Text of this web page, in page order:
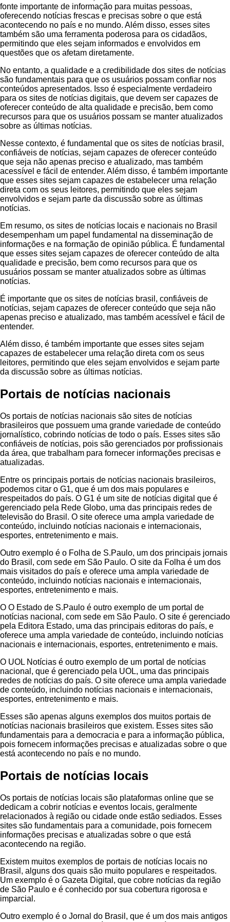
fonte importante de informação para muitas pessoas,
oferecendo notícias frescas e precisas sobre o que está
acontecendo no país e no mundo. Além disso, esses sites
também são uma ferramenta poderosa para os cidadãos,
permitindo que eles sejam informados e envolvidos em
questões que os afetam diretamente.
No entanto, a qualidade e a credibilidade dos sites de notícias
são fundamentais para que os usuários possam confiar nos
conteúdos apresentados. Isso é especialmente verdadeiro
para os sites de notícias digitais, que devem ser capazes de
oferecer conteúdo de alta qualidade e precisão, bem como
recursos para que os usuários possam se manter atualizados
sobre as últimas notícias.
Nesse contexto, é fundamental que os sites de notícias brasil,
confiáveis de notícias, sejam capazes de oferecer conteúdo
que seja não apenas preciso e atualizado, mas também
acessível e fácil de entender. Além disso, é também importante
que esses sites sejam capazes de estabelecer uma relação
direta com os seus leitores, permitindo que eles sejam
envolvidos e sejam parte da discussão sobre as últimas
notícias.
Em resumo, os sites de notícias locais e nacionais no Brasil
desempenham um papel fundamental na disseminação de
informações e na formação de opinião pública. É fundamental
que esses sites sejam capazes de oferecer conteúdo de alta
qualidade e precisão, bem como recursos para que os
usuários possam se manter atualizados sobre as últimas
notícias.
É importante que os sites de notícias brasil, confiáveis de
notícias, sejam capazes de oferecer conteúdo que seja não
apenas preciso e atualizado, mas também acessível e fácil de
entender.
Além disso, é também importante que esses sites sejam
capazes de estabelecer uma relação direta com os seus
leitores, permitindo que eles sejam envolvidos e sejam parte
da discussão sobre as últimas notícias.
Portais de notícias nacionais
Os portais de notícias nacionais são sites de notícias
brasileiros que possuem uma grande variedade de conteúdo
jornalístico, cobrindo notícias de todo o país. Esses sites são
confiáveis de notícias, pois são gerenciados por profissionais
da área, que trabalham para fornecer informações precisas e
atualizadas.
Entre os principais portais de notícias nacionais brasileiros,
podemos citar o G1, que é um dos mais populares e
respeitados do país. O G1 é um site de notícias digital que é
gerenciado pela Rede Globo, uma das principais redes de
televisão do Brasil. O site oferece uma ampla variedade de
conteúdo, incluindo notícias nacionais e internacionais,
esportes, entretenimento e mais.
Outro exemplo é o Folha de S.Paulo, um dos principais jornais
do Brasil, com sede em São Paulo. O site da Folha é um dos
mais visitados do país e oferece uma ampla variedade de
conteúdo, incluindo notícias nacionais e internacionais,
esportes, entretenimento e mais.
O O Estado de S.Paulo é outro exemplo de um portal de
notícias nacional, com sede em São Paulo. O site é gerenciado
pela Editora Estado, uma das principais editoras do país, e
oferece uma ampla variedade de conteúdo, incluindo notícias
nacionais e internacionais, esportes, entretenimento e mais.
O UOL Notícias é outro exemplo de um portal de notícias
nacional, que é gerenciado pela UOL, uma das principais
redes de notícias do país. O site oferece uma ampla variedade
de conteúdo, incluindo notícias nacionais e internacionais,
esportes, entretenimento e mais.
Esses são apenas alguns exemplos dos muitos portais de
notícias nacionais brasileiros que existem. Esses sites são
fundamentais para a democracia e para a informação pública,
pois fornecem informações precisas e atualizadas sobre o que
está acontecendo no país e no mundo.
Portais de notícias locais
Os portais de notícias locais são plataformas online que se
dedicam a cobrir notícias e eventos locais, geralmente
relacionados à região ou cidade onde estão sediados. Esses
sites são fundamentais para a comunidade, pois fornecem
informações precisas e atualizadas sobre o que está
acontecendo na região.
Existem muitos exemplos de portais de notícias locais no
Brasil, alguns dos quais são muito populares e respeitados.
Um exemplo é o Gazeta Digital, que cobre notícias da região
de São Paulo e é conhecido por sua cobertura rigorosa e
imparcial.
Outro exemplo é o Jornal do Brasil, que é um dos mais antigos